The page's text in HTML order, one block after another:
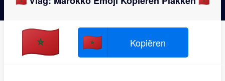
🇲🇦 🇲🇦 Kopiëren